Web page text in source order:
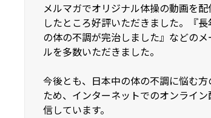
メルマガでオリジナル体操の動画を配
したところ好評いただきました。『長
の体の不調が完治しました』などのメ
ルを多数いただきました。
今後とも、日本中の体の不調に悩む方
ため、インターネットでのオンライン
信しています。